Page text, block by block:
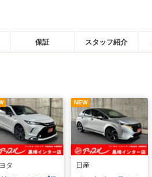
保証 スタッフ紹介
タ
NEW
日産